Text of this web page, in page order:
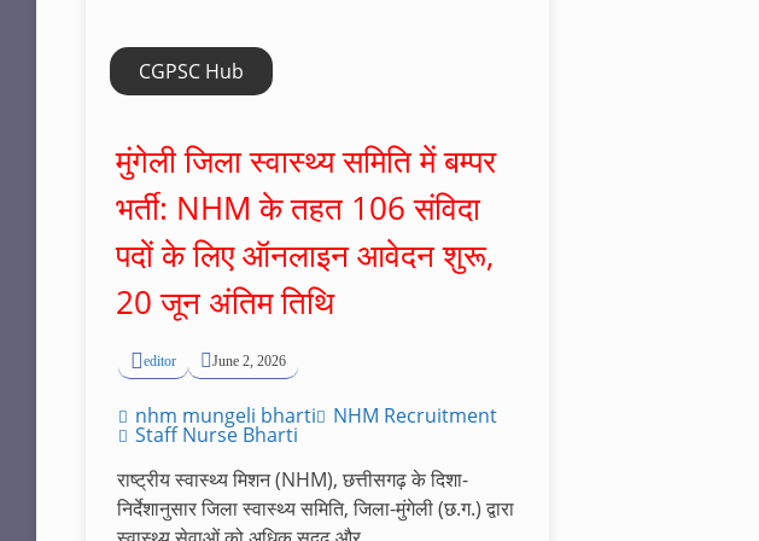
CGPSC Hub
मुंगेली जिला स्वास्थ्य समिति में बम्पर
भर्ती: NHM के तहत 106 संविदा
पदों के लिए ऑनलाइन आवेदन शुरू,
20 जून अंतिम तिथि
editor June 2, 2026
nhm mungeli bharti NHM Recruitment
Staff Nurse Bharti
राष्ट्रीय स्वास्थ्य मिशन (NHM), छत्तीसगढ़ के दिशा-
निर्देशानुसार जिला स्वास्थ्य समिति, जिला-मुंगेली (छ.ग.) द्वारा